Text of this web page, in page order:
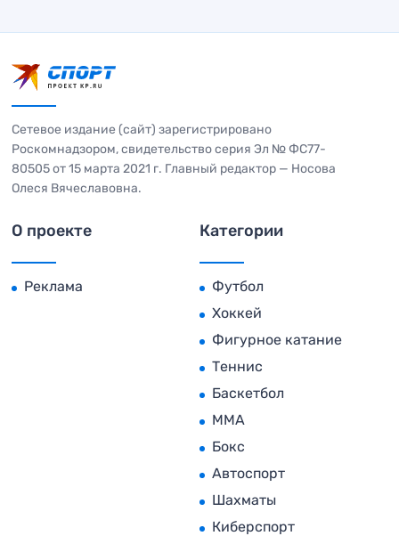
Сетевое издание (сайт) зарегистрировано
Роскомнадзором, свидетельство серия Эл № ФС77-
80505 от 15 марта 2021 г. Главный редактор — Носова
Олеся Вячеславовна.
О проекте
Реклама
Категории
Футбол
Хоккей
Фигурное катание
Теннис
Баскетбол
MMA
Бокс
Автоспорт
Шахматы
Киберспорт